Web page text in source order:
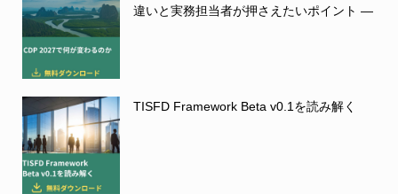
違いと実務担当者が押さえたいポイント ―
TISFD Framework Beta v0.1を読み解く